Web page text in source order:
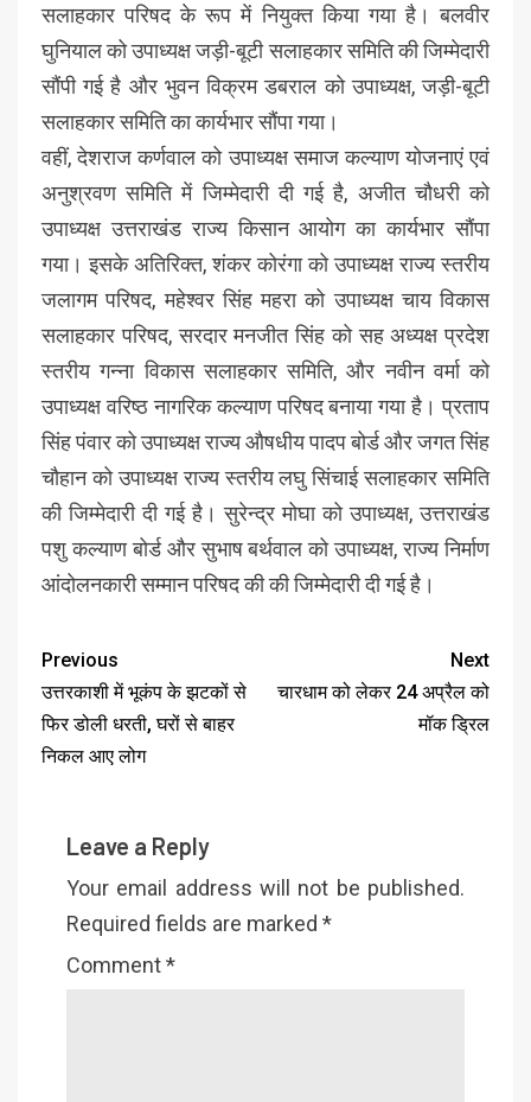
सलाहकार परिषद के रूप में नियुक्त किया गया है। बलवीर
घुनियाल को उपाध्यक्ष जड़ी-बूटी सलाहकार समिति की जिम्मेदारी
सौंपी गई है और भुवन विक्रम डबराल को उपाध्यक्ष, जड़ी-बूटी
सलाहकार समिति का कार्यभार सौंपा गया।
वहीं, देशराज कर्णवाल को उपाध्यक्ष समाज कल्याण योजनाएं एवं
अनुश्रवण समिति में जिम्मेदारी दी गई है, अजीत चौधरी को
उपाध्यक्ष उत्तराखंड राज्य किसान आयोग का कार्यभार सौंपा
गया। इसके अतिरिक्त, शंकर कोरंगा को उपाध्यक्ष राज्य स्तरीय
जलागम परिषद, महेश्वर सिंह महरा को उपाध्यक्ष चाय विकास
सलाहकार परिषद, सरदार मनजीत सिंह को सह अध्यक्ष प्रदेश
स्तरीय गन्ना विकास सलाहकार समिति, और नवीन वर्मा को
उपाध्यक्ष वरिष्ठ नागरिक कल्याण परिषद बनाया गया है। प्रताप
सिंह पंवार को उपाध्यक्ष राज्य औषधीय पादप बोर्ड और जगत सिंह
चौहान को उपाध्यक्ष राज्य स्तरीय लघु सिंचाई सलाहकार समिति
की जिम्मेदारी दी गई है। सुरेन्द्र मोघा को उपाध्यक्ष, उत्तराखंड
पशु कल्याण बोर्ड और सुभाष बर्थवाल को उपाध्यक्ष, राज्य निर्माण
आंदोलनकारी सम्मान परिषद की की जिम्मेदारी दी गई है।
Previous
उत्तरकाशी में भूकंप के झटकों से
फिर डोली धरती, घरों से बाहर
निकल आए लोग
Next
चारधाम को लेकर 24 अप्रैल को
मॉक ड्रिल
Leave a Reply
Your email address will not be published.
Required fields are marked *
Comment*